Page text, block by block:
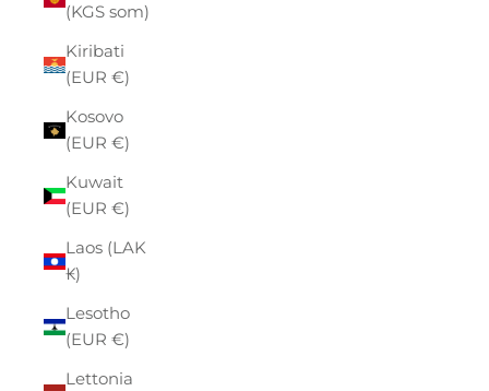
(KGS som)
Kiribati
(EUR €)
Kosovo
(EUR €)
Kuwait
(EUR €)
Laos (LAK
₭)
Lesotho
(EUR €)
Lettonia